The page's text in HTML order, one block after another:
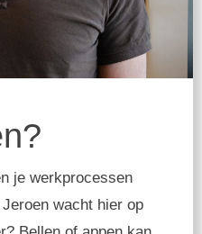
je werkprocessen
wacht hier op